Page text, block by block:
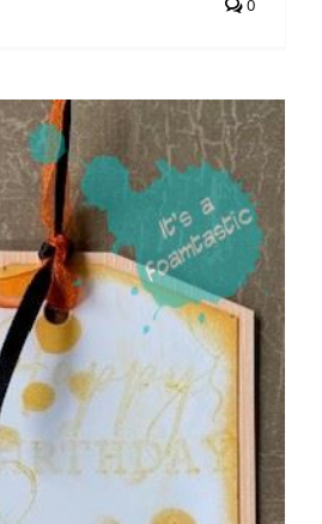
0